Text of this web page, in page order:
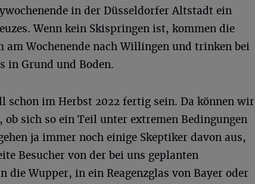
in der Düsseldorfer Altstadt ein
Wenn kein Skispringen ist, kommen die
am Wochenende nach Willingen und trinken bei
in Grund und Boden.
schon im Herbst 2022 fertig sein. Da können wir
ob sich so ein Teil unter extremen Bedingungen
ja immer noch einige Skeptiker davon aus,
Besucher von der bei uns geplanten
die Wupper, in ein Reagenzglas von Bayer oder